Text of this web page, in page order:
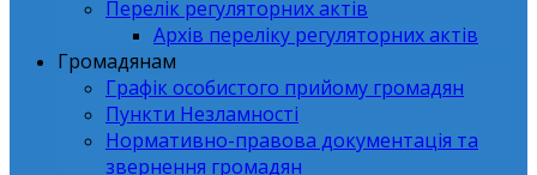
Перелік регуляторних актів
Архів переліку регуляторних актів
Громадянам
Графік особистого прийому громадян
Пункти Незламності
Нормативно-правова документація та
звернення громадян